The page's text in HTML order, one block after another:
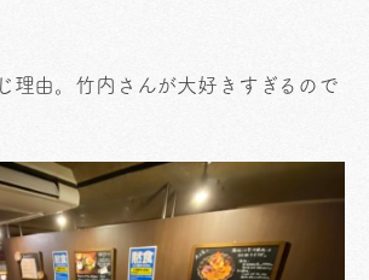
理由。竹内さんが大好きすぎるので